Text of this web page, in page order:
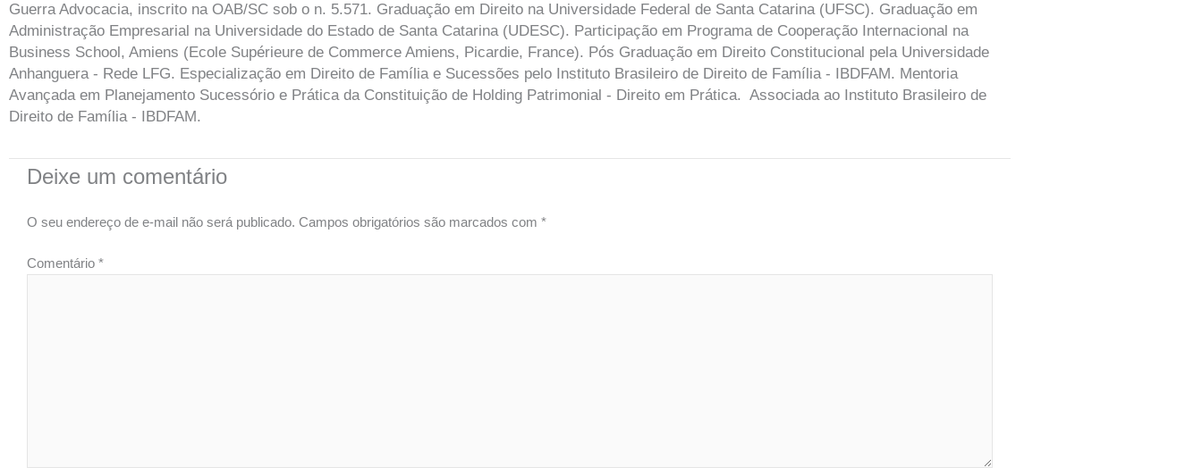
Guerra Advocacia, inscrito na OAB/SC sob o n. 5.571. Graduação em Direito na Universidade Federal de Santa Catarina (UFSC). Graduação em
Administração Empresarial na Universidade do Estado de Santa Catarina (UDESC). Participação em Programa de Cooperação Internacional na
Business School, Amiens (Ecole Supérieure de Commerce Amiens, Picardie, France). Pós Graduação em Direito Constitucional pela Universidade
Anhanguera - Rede LFG. Especialização em Direito de Família e Sucessões pelo Instituto Brasileiro de Direito de Família - IBDFAM. Mentoria
Avançada em Planejamento Sucessório e Prática da Constituição de Holding Patrimonial - Direito em Prática. Associada ao Instituto Brasileiro de
Direito de Família - IBDFAM.
Deixe um comentário
O seu endereço de e-mail não será publicado. Campos obrigatórios são marcados com *
Comentário *